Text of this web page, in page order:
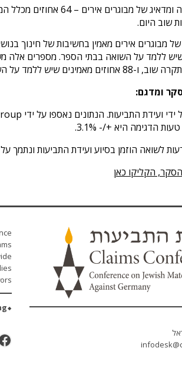
שוב היום.
שיש ללמד על השואה בבתי הספר.
ומדגם:
לשואה הוזמן בסיוע ועידת התביעות ונתמך
הקליקו כאן
⬥Diamond - Grant Reporting